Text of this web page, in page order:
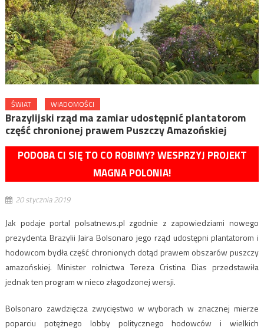
ŚWIAT WIADOMOŚCI
Brazylijski rząd ma zamiar udostępnić plantatorom
część chronionej prawem Puszczy Amazońskiej
PODOBA CI SIĘ TO CO ROBIMY? WESPRZYJ PROJEKT
MAGNA POLONIA!
20 stycznia 2019
Jak podaje portal polsatnews.pl zgodnie z zapowiedziami nowego
prezydenta Brazylii Jaira Bolsonaro jego rząd udostępni plantatorom i
hodowcom bydła część chronionych dotąd prawem obszarów puszczy
amazońskiej. Minister rolnictwa Tereza Cristina Dias przedstawiła
jednak ten program w nieco złagodzonej wersji.
Bolsonaro zawdzięcza zwycięstwo w wyborach w znacznej mierze
poparciu potężnego lobby politycznego hodowców i wielkich